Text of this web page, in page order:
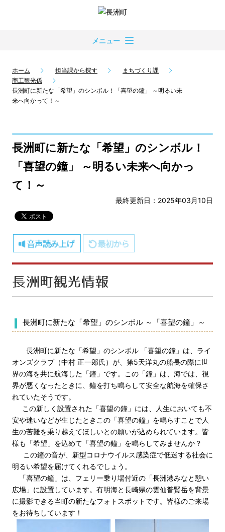
メニュー
ホーム 担当課から探す
まちづくり課
商工観光係
長洲町に新たな「希望」のシンボル！「喜望の鐘」 ～明るい未
来へ向かって！～
長洲町に新たな「希望」のシンボル！
「喜望の鐘」 ～明るい未来へ向かっ
て！～
最終更新日：2025年03月10日
長洲町に新たな「希望」のシンボル ～「喜望の鐘」～
長洲町に新たな「希望」のシンボル 「喜望の鐘」は、ライ
オンズクラブ（中村 正一郎氏）が、第5天洋丸の船長の際に世
界の海を共に航海した「鐘」です。この「鐘」は、海では、視
界が悪くなったときに、鐘を打ち鳴らして安全な航海を確保さ
れていたそうです。
この新しく設置された「喜望の鐘」には、人生においても不
安や迷いなどが生じたときこの「喜望の鐘」を鳴らすことで人
生の苦難を乗り越えてほしいとの願いが込められています。皆
様も「希望」を込めて「喜望の鐘」を鳴らしてみませんか？
この鐘の音が、新型コロナウイルス感染症で低迷する社会に
明るい希望を届けてくれるでしょう。
「喜望の鐘」は、フェリー乗り場付近の「長洲港みなと憩い
広場」に設置しています。有明海と長崎県の雲仙普賢岳を背景
に撮影できる当町の新たなフォトスポットです。皆様のご来場
をお待ちしています！